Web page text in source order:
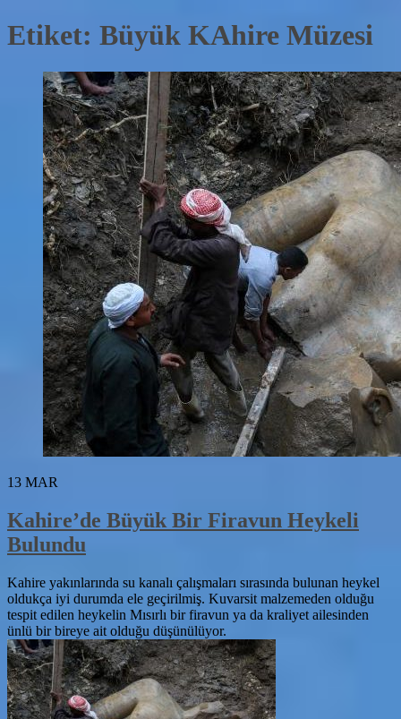
Etiket: Büyük KAhire Müzesi
13 MAR
Kahire’de Büyük Bir Firavun Heykeli
Bulundu
Kahire yakınlarında su kanalı çalışmaları sırasında bulunan heykel
oldukça iyi durumda ele geçirilmiş. Kuvarsit malzemeden olduğu
tespit edilen heykelin Mısırlı bir firavun ya da kraliyet ailesinden
ünlü bir bireye ait olduğu düşünülüyor.